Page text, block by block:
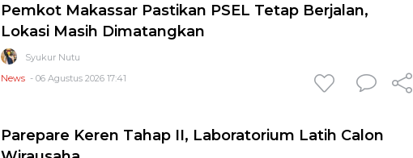
Pemkot Makassar Pastikan PSEL Tetap Berjalan,
Lokasi Masih Dimatangkan
Syukur Nutu
News - 06 Agustus 2026 17:41
Parepare Keren Tahap II, Laboratorium Latih Calon